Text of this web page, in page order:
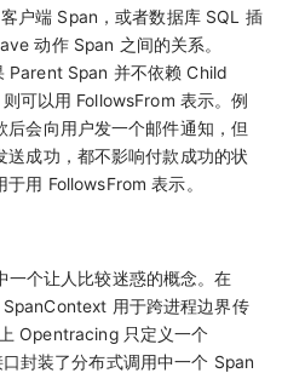
户端 Span，或者数据库 SQL 插
动作 Span 之间的关系。
Parent Span 并不依赖 Child
可以用 FollowsFrom 表示。例
后会向用户发一个邮件通知，但
送成功，都不影响付款成功的状
用 FollowsFrom 表示。
个让人比较迷惑的概念。在
用于跨进程边界传
Opentracing 只定义一个
封装了分布式调用中一个 Span